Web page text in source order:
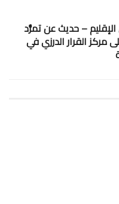
– حديث عن تمرُّد
القرار الدرزي في